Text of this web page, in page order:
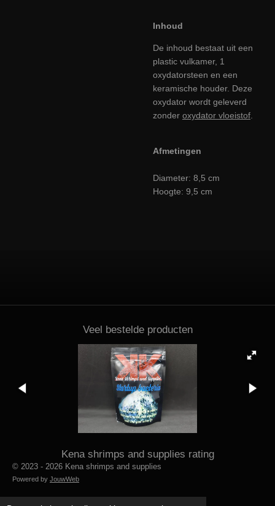
Inhoud
De inhoud bestaat uit een
plastic vulkamer, 1
oxydatorsteen en een
keramische houder. Deze
oxydator wordt geleverd
zonder oxydator vloeistof
Afmetingen
Diameter: 8,5 cm
Hoogte: 9,5 cm
Veel bestelde producten
Kena shrimps and supplies rating
© 2023 - 2026 Kena shrimps and supplies
Powered by JouwWeb